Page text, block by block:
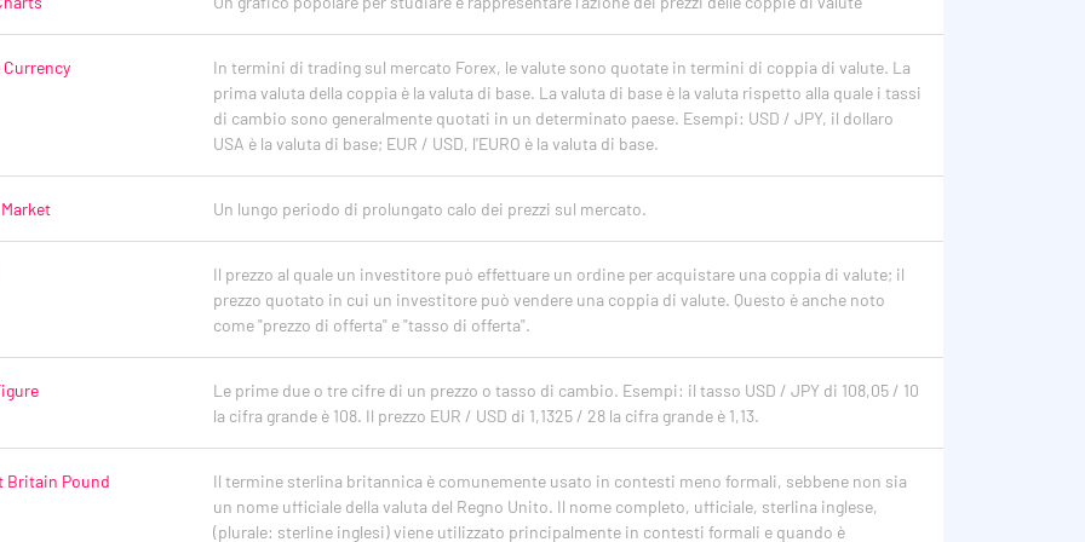
Currency
In termini di trading sul mercato Forex, le valute sono quotate in termini di coppia di valute. La
prima valuta della coppia è la valuta di base. La valuta di base è la valuta rispetto alla quale i tassi
di cambio sono generalmente quotati in un determinato paese. Esempi: USD / JPY, il dollaro
USA è la valuta di base; EUR / USD, l'EURO è la valuta di base.
Un lungo periodo di prolungato calo dei prezzi sul mercato.
Il prezzo al quale un investitore può effettuare un ordine per acquistare una coppia di valute; il
prezzo quotato in cui un investitore può vendere una coppia di valute. Questo è anche noto
come "prezzo di offerta" e "tasso di offerta".
Le prime due o tre cifre di un prezzo o tasso di cambio. Esempi: il tasso USD / JPY di 108,05 / 10
la cifra grande è 108. Il prezzo EUR / USD di 1,1325 / 28 la cifra grande è 1,13.
Britain Pound
Il termine sterlina britannica è comunemente usato in contesti meno formali, sebbene non sia
un nome ufficiale della valuta del Regno Unito. Il nome completo, ufficiale, sterlina inglese,
(plurale: sterline inglesi) viene utilizzato principalmente in contesti formali e quando è